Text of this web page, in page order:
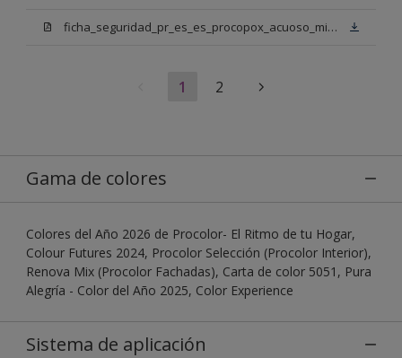
ficha_seguridad_pr_es_es_procopox_acuoso_mix_bn.pdf
1 2
Gama de colores
Colores del Año 2026 de Procolor- El Ritmo de tu Hogar,
Colour Futures 2024, Procolor Selección (Procolor Interior),
Renova Mix (Procolor Fachadas), Carta de color 5051, Pura
Alegría - Color del Año 2025, Color Experience
Sistema de aplicación